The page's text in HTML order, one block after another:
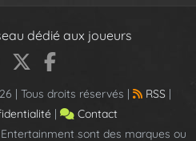
dédié aux joueurs
| Tous droits réservés | RSS|
|
Contact
sont des marques ou